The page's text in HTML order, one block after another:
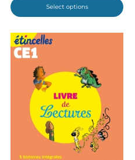
Select options